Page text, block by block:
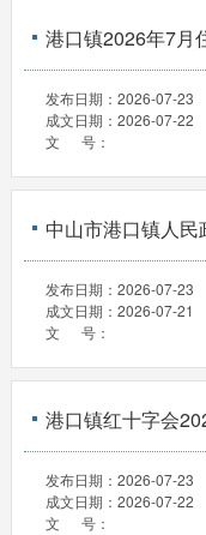
港口镇2026年7月
发布日期： 2026-07-23
成文日期： 2026-07-22
文 号：
中山市港口镇人
发布日期： 2026-07-23
成文日期： 2026-07-21
文 号：
港口镇红十字会
发布日期： 2026-07-23
成文日期： 2026-07-22
文 号：